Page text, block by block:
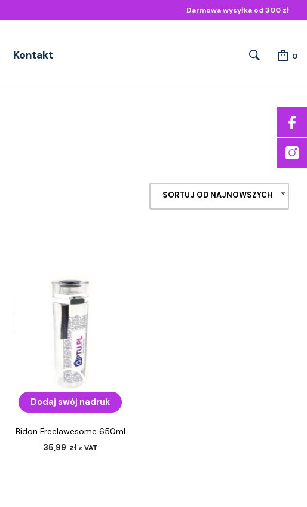
Darmowa wysyłka od 300 zł
Kontakt 0
SORTUJ OD NAJNOWSZYCH
Dodaj swój nadruk
Bidon Freelawesome 650ml
35,99 zł z VAT